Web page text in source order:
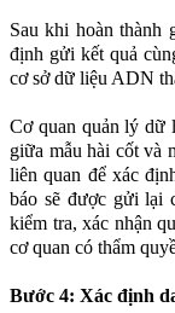
Sau khi hoàn thành
định gửi kết quả
cơ sở dữ liệu ADN
Cơ quan quản lý dữ
giữa mẫu hài cốt và
liên quan để xác
báo sẽ được gửi lại
kiểm tra, xác nhận
cơ quan có thẩm
Bước 4: Xác định